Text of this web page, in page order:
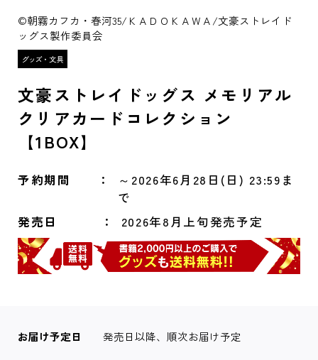
©朝霧カフカ・春河35/ＫＡＤＯＫＡＷＡ/文豪ストレイド
ッグス製作委員会
文豪ストレイドッグス メモリアル
クリアカードコレクション
【1BOX】
予約期間
～2026年6月28日(日) 23:59ま
で
発売日
2026年8月上旬発売予定
お届け予定日 発売日以降、順次お届け予定